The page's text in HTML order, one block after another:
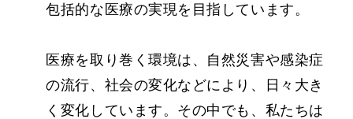
包括的な医療の実現を目指しています。
医療を取り巻く環境は、自然災害や感染症
の流行、社会の変化などにより、日々大き
く変化しています。その中でも、私たちは